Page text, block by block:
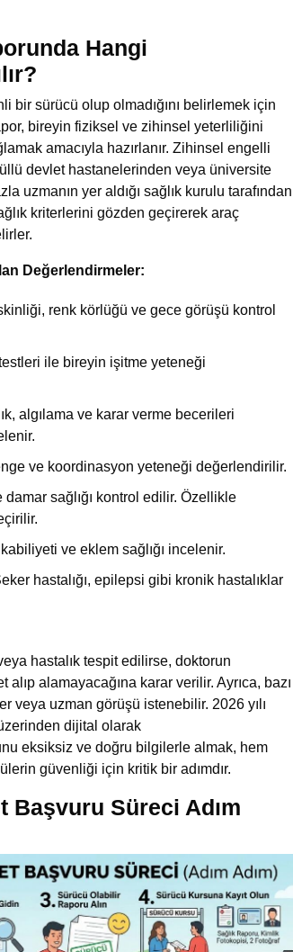
Hangi
bir sürücü olup olmadığını belirlemek için
bireyin fiziksel ve zihinsel yeterliliğini
amacıyla hazırlanır. Zihinsel engelli
devlet hastanelerinden veya üniversite
uzmanın yer aldığı sağlık kurulu tarafından
kriterlerini gözden geçirerek araç
Değerlendirmeler:
renk körlüğü ve gece görüşü kontrol
ile bireyin işitme yeteneği
algılama ve karar verme becerileri
ve koordinasyon yeteneği değerlendirilir.
sağlığı kontrol edilir. Özellikle
ve eklem sağlığı incelenir.
hastalığı, epilepsi gibi kronik hastalıklar
hastalık tespit edilirse, doktorun
alıp alamayacağına karar verilir. Ayrıca, bazı
veya uzman görüşü istenebilir. 2026 yılı
dijital olarak
eksiksiz ve doğru bilgilerle almak, hem
güvenliği için kritik bir adımdır.
Süreci Adım